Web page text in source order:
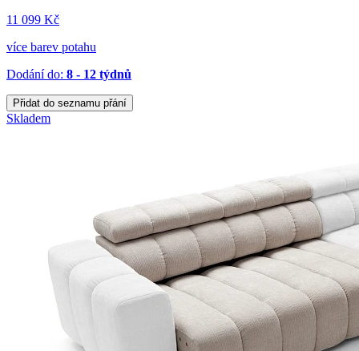
11 099 Kč
více barev potahu
Dodání do: 8 - 12 týdnů
Přidat do seznamu přání
Skladem